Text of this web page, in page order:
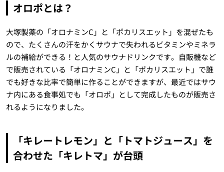
オロポとは？
大塚製薬の「オロナミンC」と「ポカリスエット」を混ぜたも
ので、たくさんの汗をかくサウナで失われるビタミンやミネラ
ルの補給ができる！と人気のサウナドリンクです。自販機など
で販売されている「オロナミンC」と「ポカリスエット」で誰
でも好きな比率で簡単に作ることができますが、最近ではサウ
ナ内にある食事処でも「オロポ」として完成したものが販売さ
れるようになりました。
「キレートレモン」と「トマトジュース」を
合わせた「キレトマ」が台頭